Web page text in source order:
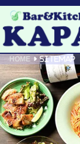
HOME SITEMAP